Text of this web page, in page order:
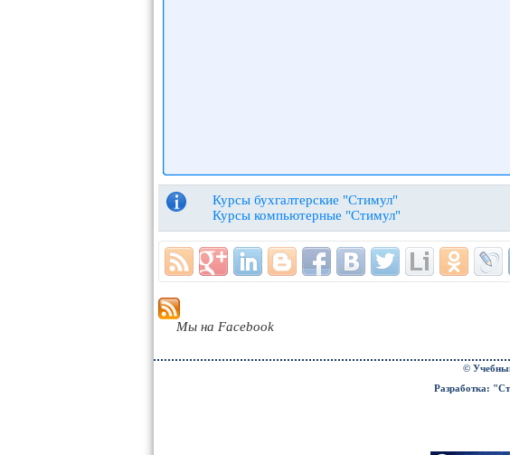
Курсы бухгалтерские "Стимул"
Курсы компьютерные "Стимул"
Мы на Facebook
©
Разработка: